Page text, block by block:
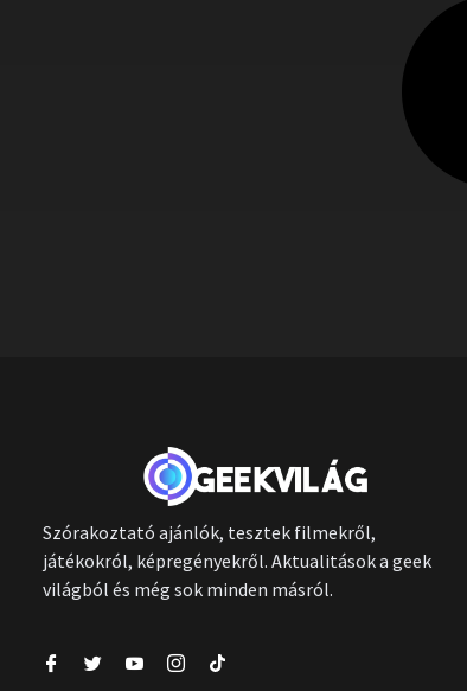
Szórakoztató ajánlók, tesztek filmekről,
játékokról, képregényekről. Aktualitások a geek
világból és még sok minden másról.